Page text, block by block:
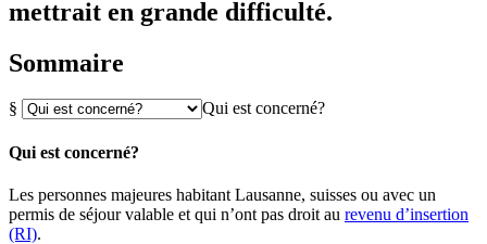
mettrait en grande difficulté.
Sommaire
§ Qui est concerné?
Qui est concerné?
Les personnes majeures habitant Lausanne, suisses ou avec un
permis de séjour valable et qui n’ont pas droit au revenu d’insertion
(RI).